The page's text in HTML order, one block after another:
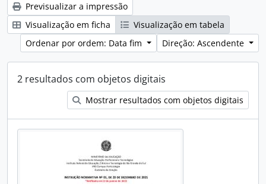
Previsualizar a impressão
Visualização em ficha
Visualização em tabela
Ordenar por ordem: Data fim
Direção: Ascendente
2 resultados com objetos digitais
Mostrar resultados com objetos digitais